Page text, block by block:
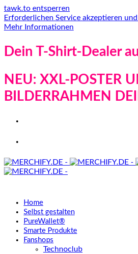
tawk.to entsperren
Erforderlichen Service akzeptieren
Mehr Informationen
Dein T-Shirt-Dealer
NEU: XXL-POSTER
BILDERRAHMEN
Home
Selbst gestalten
PureWallet®
Smarte Produkte
Fanshops
Technoclub